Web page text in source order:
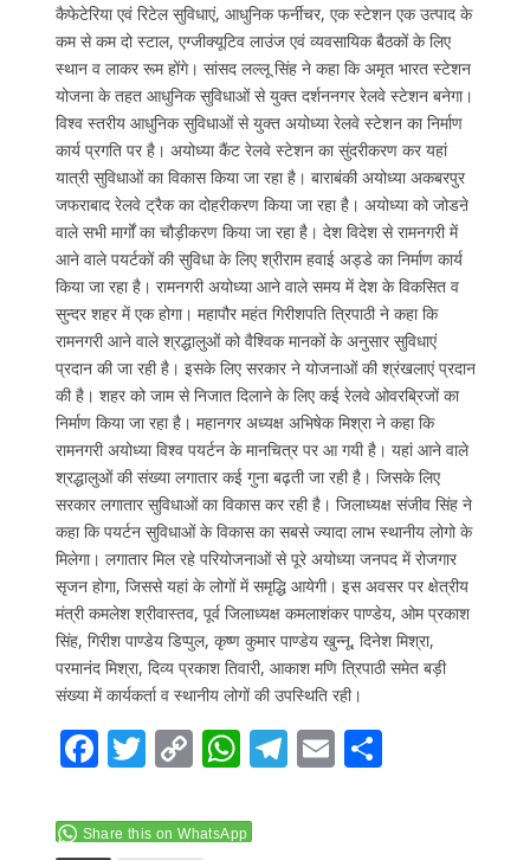
कैफेटेरिया एवं रिटेल सुविधाएं, आधुनिक फर्नीचर, एक स्टेशन एक उत्पाद के
कम से कम दो स्टाल, एग्जीक्यूटिव लाउंज एवं व्यवसायिक बैठकों के लिए
स्थान व लाकर रूम होंगे। सांसद लल्लू सिंह ने कहा कि अमृत भारत स्टेशन
योजना के तहत आधुनिक सुविधाओं से युक्त दर्शननगर रेलवे स्टेशन बनेगा।
विश्व स्तरीय आधुनिक सुविधाओं से युक्त अयोध्या रेलवे स्टेशन का निर्माण
कार्य प्रगति पर है। अयोध्या कैंट रेलवे स्टेशन का सुंदरीकरण कर यहां
यात्री सुविधाओं का विकास किया जा रहा है। बाराबंकी अयोध्या अकबरपुर
जफराबाद रेलवे ट्रैक का दोहरीकरण किया जा रहा है। अयोध्या को जोडऩे
वाले सभी मार्गों का चौड़ीकरण किया जा रहा है। देश विदेश से रामनगरी में
आने वाले पयर्टकों की सुविधा के लिए श्रीराम हवाई अड्डे का निर्माण कार्य
किया जा रहा है। रामनगरी अयोध्या आने वाले समय में देश के विकसित व
सुन्दर शहर में एक होगा। महापौर महंत गिरीशपति त्रिपाठी ने कहा कि
रामनगरी आने वाले श्रद्धालुओं को वैश्विक मानकों के अनुसार सुविधाएं
प्रदान की जा रही है। इसके लिए सरकार ने योजनाओं की श्रंखलाएं प्रदान
की है। शहर को जाम से निजात दिलाने के लिए कई रेलवे ओवरब्रिजों का
निर्माण किया जा रहा है। महानगर अध्यक्ष अभिषेक मिश्रा ने कहा कि
रामनगरी अयोध्या विश्व पयर्टन के मानचित्र पर आ गयी है। यहां आने वाले
श्रद्धालुओं की संख्या लगातार कई गुना बढ़ती जा रही है। जिसके लिए
सरकार लगातार सुविधाओं का विकास कर रही है। जिलाध्यक्ष संजीव सिंह ने
कहा कि पयर्टन सुविधाओं के विकास का सबसे ज्यादा लाभ स्थानीय लोगो के
मिलेगा। लगातार मिल रहे परियोजनाओं से पूरे अयोध्या जनपद में रोजगार
सृजन होगा, जिससे यहां के लोगों में समृद्धि आयेगी। इस अवसर पर क्षेत्रीय
मंत्री कमलेश श्रीवास्तव, पूर्व जिलाध्यक्ष कमलाशंकर पाण्डेय, ओम प्रकाश
सिंह, गिरीश पाण्डेय डिप्पुल, कृष्ण कुमार पाण्डेय खुन्नू, दिनेश मिश्रा,
परमानंद मिश्रा, दिव्य प्रकाश तिवारी, आकाश मणि त्रिपाठी समेत बड़ी
संख्या में कार्यकर्ता व स्थानीय लोगों की उपस्थिति रही।
F
ac
e
T
w
itt
C
o
p
W
h
at
T
el
E
m
S
Share this on WhatsApp